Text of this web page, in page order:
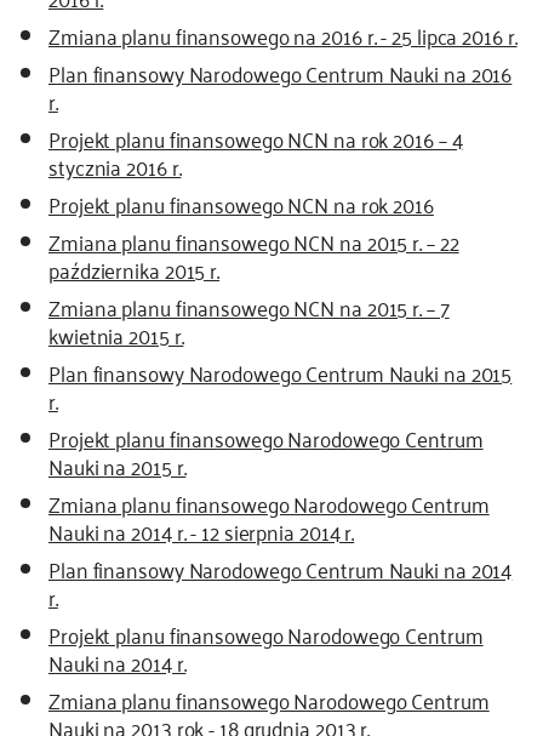
Zmiana planu finansowego na 2016 r. - 25 lipca 2016 r.
Plan finansowy Narodowego Centrum Nauki na 2016
r.
Projekt planu finansowego NCN na rok 2016 – 4
stycznia 2016 r.
Projekt planu finansowego NCN na rok 2016
Zmiana planu finansowego NCN na 2015 r. – 22
października 2015 r.
Zmiana planu finansowego NCN na 2015 r. – 7
kwietnia 2015 r.
Plan finansowy Narodowego Centrum Nauki na 2015
r.
Projekt planu finansowego Narodowego Centrum
Nauki na 2015 r.
Zmiana planu finansowego Narodowego Centrum
Nauki na 2014 r. - 12 sierpnia 2014 r.
Plan finansowy Narodowego Centrum Nauki na 2014
r.
Projekt planu finansowego Narodowego Centrum
Nauki na 2014 r.
Zmiana planu finansowego Narodowego Centrum
Nauki na 2013 rok - 18 grudnia 2013 r.